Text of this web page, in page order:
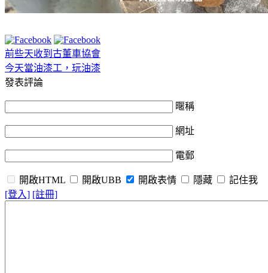
前些天收到古董車協會
今天當油漆工，玩油漆
發表評論
暱稱
網址
電郵
開啟HTML 開啟UBB 開啟表情 隱藏
記住我
[登入] [註冊]